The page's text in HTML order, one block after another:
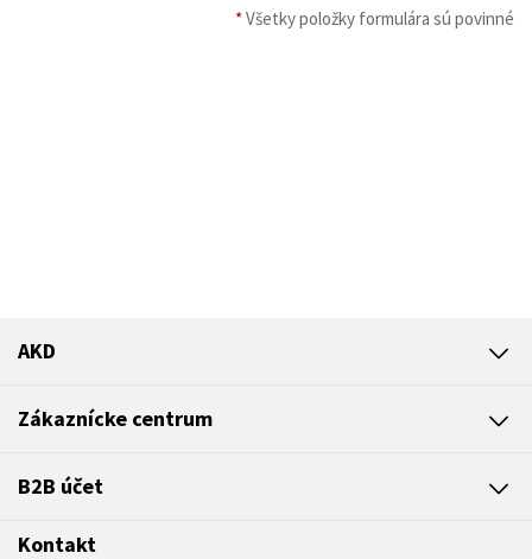
*Všetky položky formulára sú povinné
AKD
Zákaznícke centrum
B2B účet
Kontakt